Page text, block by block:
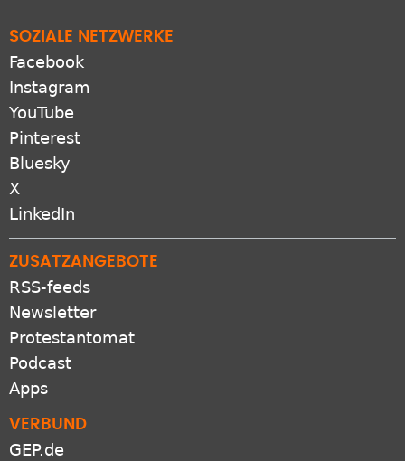
SOZIALE NETZWERKE
Facebook
Instagram
YouTube
Pinterest
Bluesky
X
LinkedIn
ZUSATZANGEBOTE
RSS-feeds
Newsletter
Protestantomat
Podcast
Apps
VERBUND
GEP.de